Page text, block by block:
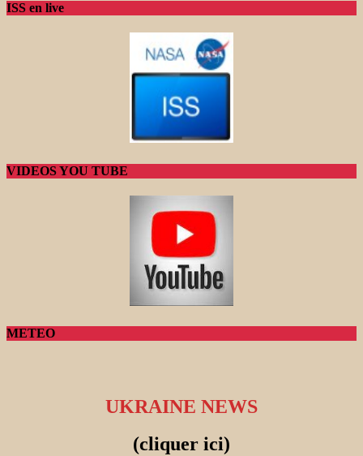
ISS en live
VIDEOS YOU TUBE
METEO
UKRAINE NEWS
(cliquer ici)